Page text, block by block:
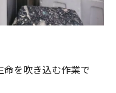
命を吹き込む作業で